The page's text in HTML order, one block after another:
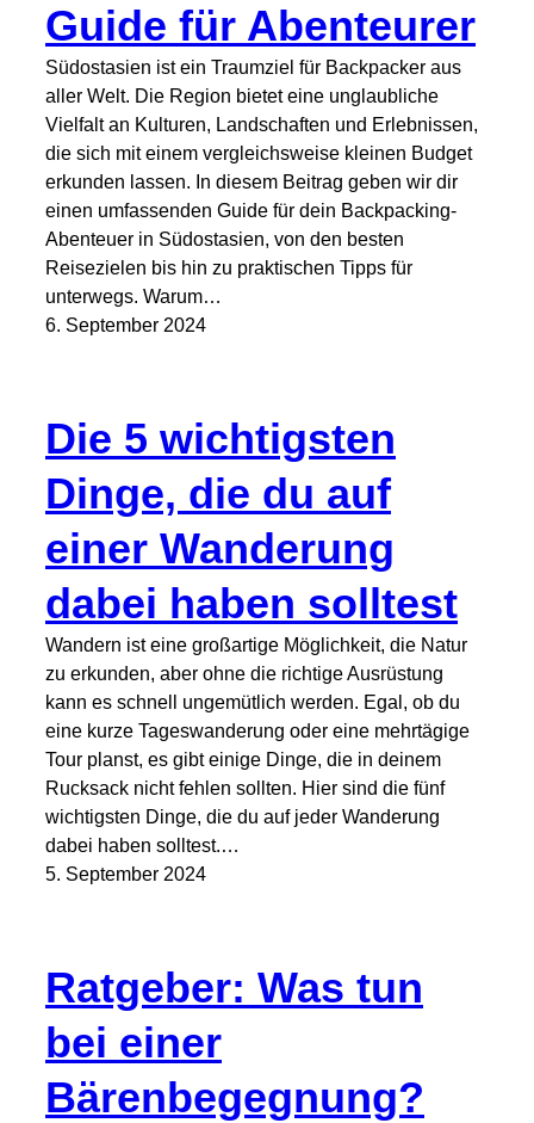
Guide für Abenteurer
Südostasien ist ein Traumziel für Backpacker aus
aller Welt. Die Region bietet eine unglaubliche
Vielfalt an Kulturen, Landschaften und Erlebnissen,
die sich mit einem vergleichsweise kleinen Budget
erkunden lassen. In diesem Beitrag geben wir dir
einen umfassenden Guide für dein Backpacking-
Abenteuer in Südostasien, von den besten
Reisezielen bis hin zu praktischen Tipps für
unterwegs. Warum…
6. September 2024
Die 5 wichtigsten
Dinge, die du auf
einer Wanderung
dabei haben solltest
Wandern ist eine großartige Möglichkeit, die Natur
zu erkunden, aber ohne die richtige Ausrüstung
kann es schnell ungemütlich werden. Egal, ob du
eine kurze Tageswanderung oder eine mehrtägige
Tour planst, es gibt einige Dinge, die in deinem
Rucksack nicht fehlen sollten. Hier sind die fünf
wichtigsten Dinge, die du auf jeder Wanderung
dabei haben solltest.…
5. September 2024
Ratgeber: Was tun
bei einer
Bärenbegegnung?